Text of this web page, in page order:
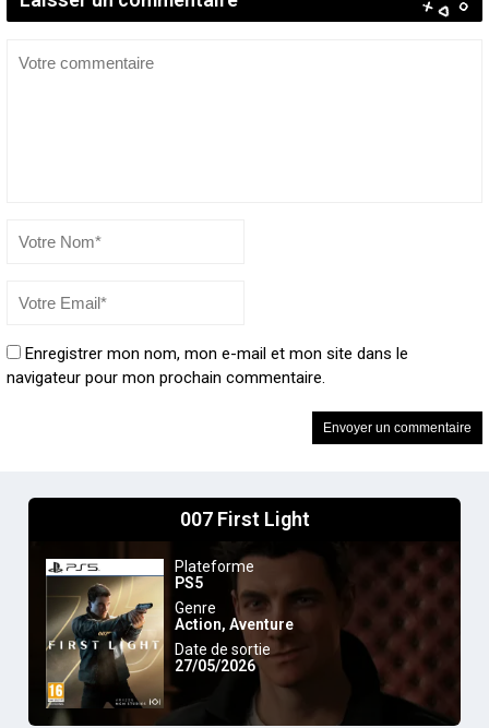
Enregistrer mon nom, mon e-mail et mon site dans le
navigateur pour mon prochain commentaire.
007 First Light
Plateforme
PS5
Genre
Action, Aventure
Date de sortie
27/05/2026